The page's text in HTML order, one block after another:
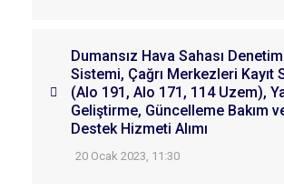
Dumansız Hava Sahası Denetim
Sistemi, Çağrı Merkezleri Kayıt
(Alo 191, Alo 171, 114 Uzem),
Geliştirme, Güncelleme Bakım
Destek Hizmeti Alımı
20 Ocak 2023, 11:30